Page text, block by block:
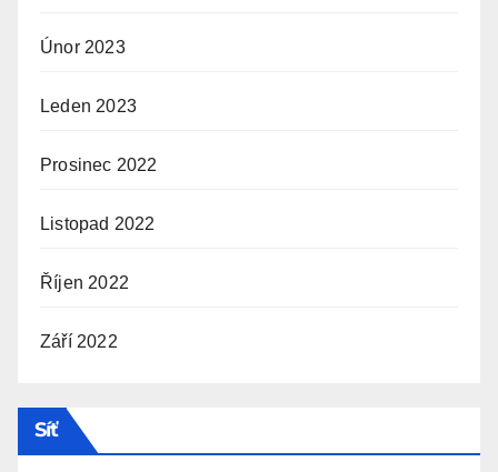
Únor 2023
Leden 2023
Prosinec 2022
Listopad 2022
Říjen 2022
Září 2022
Síť